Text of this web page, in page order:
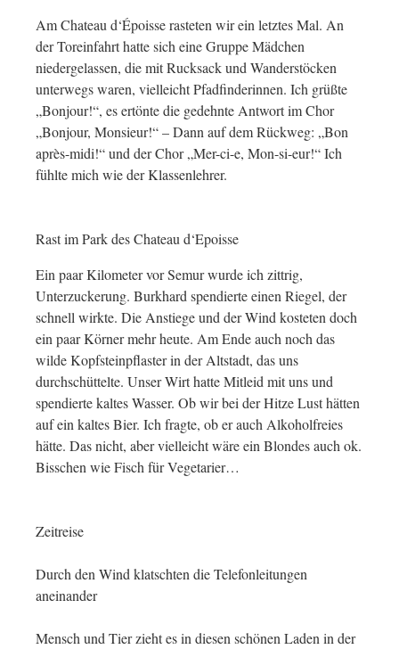
Am Chateau d‘Époisse rasteten wir ein letztes Mal. An
der Toreinfahrt hatte sich eine Gruppe Mädchen
niedergelassen, die mit Rucksack und Wanderstöcken
unterwegs waren, vielleicht Pfadfinderinnen. Ich grüßte
„Bonjour!“, es ertönte die gedehnte Antwort im Chor
„Bonjour, Monsieur!“ – Dann auf dem Rückweg: „Bon
après-midi!“ und der Chor „Mer-ci-e, Mon-si-eur!“ Ich
fühlte mich wie der Klassenlehrer.
Rast im Park des Chateau d‘Epoisse
Ein paar Kilometer vor Semur wurde ich zittrig,
Unterzuckerung. Burkhard spendierte einen Riegel, der
schnell wirkte. Die Anstiege und der Wind kosteten doch
ein paar Körner mehr heute. Am Ende auch noch das
wilde Kopfsteinpflaster in der Altstadt, das uns
durchschüttelte. Unser Wirt hatte Mitleid mit uns und
spendierte kaltes Wasser. Ob wir bei der Hitze Lust hätten
auf ein kaltes Bier. Ich fragte, ob er auch Alkoholfreies
hätte. Das nicht, aber vielleicht wäre ein Blondes auch ok.
Bisschen wie Fisch für Vegetarier…
Zeitreise
Durch den Wind klatschten die Telefonleitungen
aneinander
Mensch und Tier zieht es in diesen schönen Laden in der